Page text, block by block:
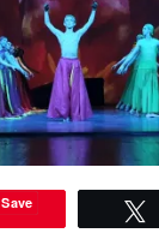
Save